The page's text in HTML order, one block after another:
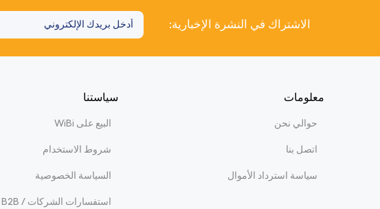
الاشتراك في النشرة الإخبارية:
معلومات
حوالي نحن
اتصل بنا
سياسة استرداد الأموال
سياستنا
البيع على WiBi
شروط الاستخدام
السياسة الخصوصية
استفسارات الشركات / B2B